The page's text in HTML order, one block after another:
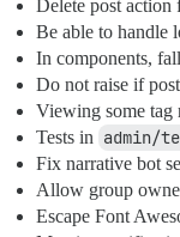
Delete post action
Be able to handle
In components,
Do not raise if
Viewing some tag
Tests in admin/
Fix narrative bot
Allow group
Escape Font